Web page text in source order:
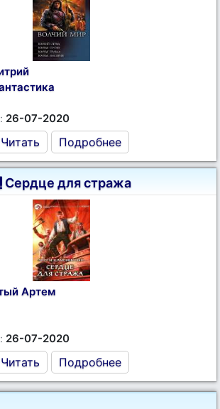
26-07-2020
Читать Подробнее
Сердце для стража
Артем
26-07-2020
Читать Подробнее